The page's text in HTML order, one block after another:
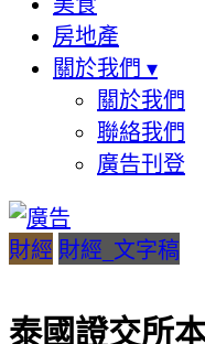
房地產
關於我們 ▾
關於我們
聯絡我們
廣告刊登
財經 財經_文字稿
泰國證交所